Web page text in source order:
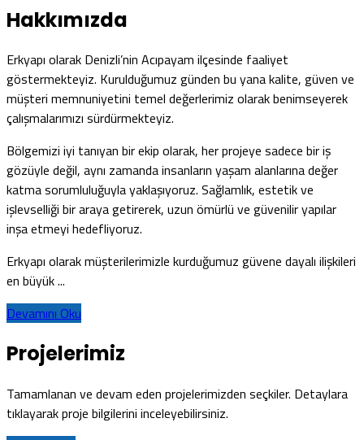
Hakkımızda
Erkyapı olarak Denizli’nin Acıpayam ilçesinde faaliyet
göstermekteyiz. Kurulduğumuz günden bu yana kalite, güven ve
müşteri memnuniyetini temel değerlerimiz olarak benimseyerek
çalışmalarımızı sürdürmekteyiz.
Bölgemizi iyi tanıyan bir ekip olarak, her projeye sadece bir iş
gözüyle değil, aynı zamanda insanların yaşam alanlarına değer
katma sorumluluğuyla yaklaşıyoruz. Sağlamlık, estetik ve
işlevselliği bir araya getirerek, uzun ömürlü ve güvenilir yapılar
inşa etmeyi hedefliyoruz.
Erkyapı olarak müşterilerimizle kurduğumuz güvene dayalı ilişkileri
en büyük ...
Devamını Oku
Projelerimiz
Tamamlanan ve devam eden projelerimizden seçkiler. Detaylara
tıklayarak proje bilgilerini inceleyebilirsiniz.